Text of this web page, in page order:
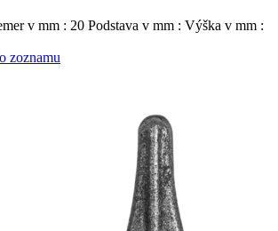
v mm : 20 Podstava v mm : Výška v mm :
zoznamu